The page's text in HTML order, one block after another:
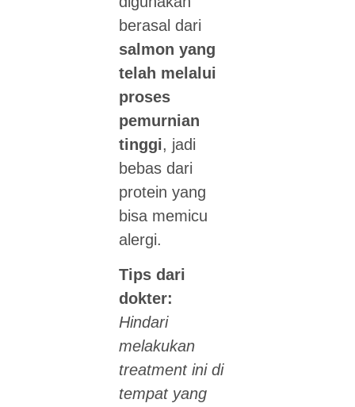
berasal dari
salmon yang
telah melalui
proses
pemurnian
tinggi, jadi
bebas dari
protein yang
bisa memicu
alergi.
Tips dari
dokter:
Hindari
melakukan
treatment ini di
tempat yang